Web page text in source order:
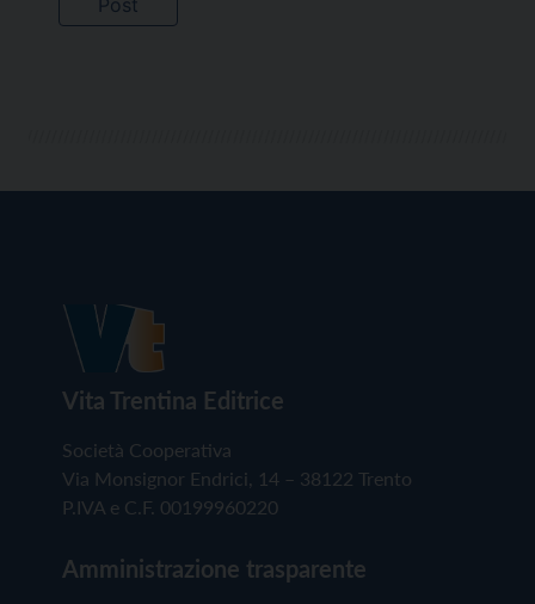
Vita Trentina Editrice
Società Cooperativa
Via Monsignor Endrici, 14 – 38122 Trento
P.IVA e C.F. 00199960220
Amministrazione trasparente